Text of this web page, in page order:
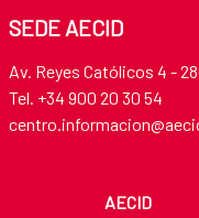
SEDE AECID
Av. Reyes Católicos 4 -
Tel. +34 900 20 30 54​​​​​​​
AECID